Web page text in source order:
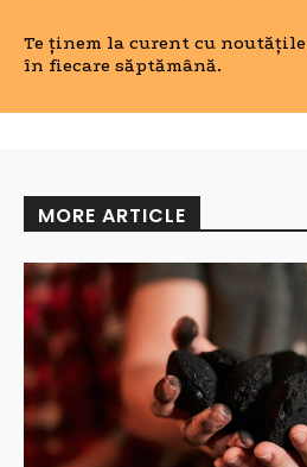
Te ținem la curent cu
în fiecare săptămână.
MORE ARTICLE